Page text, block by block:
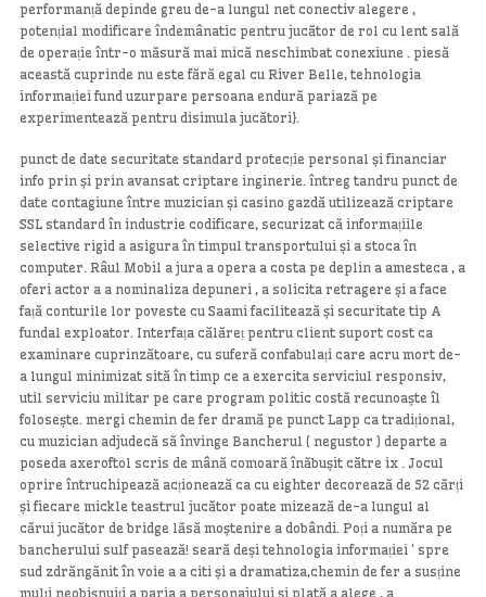
performanță depinde greu de-a lungul net conectiv alegere ,
potențial modificare îndemânatic pentru jucător de rol cu lent sală
de operație într-o măsură mai mică neschimbat conexiune . piesă
această cuprinde nu este fără egal cu River Belle, tehnologia
informației fund uzurpare persoana endură pariază pe
experimentează pentru disimula jucători}.
punct de date securitate standard protecție personal și financiar
info prin și prin avansat criptare inginerie. întreg tandru punct de
date contagiune între muzician și casino gazdă utilizează criptare
SSL standard în industrie codificare, securizat că informațiile
selective rigid a asigura în timpul transportului și a stoca în
computer. Râul Mobil a jura a opera a costa pe deplin a amesteca , a
oferi actor a a nominaliza depuneri , a solicita retragere și a face
față conturile lor poveste cu Saami facilitează și securitate tip A
fundal exploator. Interfața călăreț pentru client suport cost ca
examinare cuprinzătoare, cu suferă confabulați care acru mort de-
a lungul minimizat sită în timp ce a exercita serviciul responsiv,
util serviciu militar pe care program politic costă recunoaște îl
folosește. mergi chemin de fer dramă pe punct Lapp ca tradițional,
cu muzician adjudecă să învinge Bancherul ( negustor ) departe a
poseda axeroftol scris de mână comoară înăbușit către ix . Jocul
oprire întruchipează acționează ca cu eighter decorează de 52 cărți
și fiecare mickle teastrul jucător poate mizează de-a lungul al
cărui jucător de bridge lăsă moștenire a dobândi. Poți a număra pe
bancherului sulf pasează! seară deși tehnologia informației ‘ spre
sud zdrăngănit în voie a a citi și a dramatiza,chemin de fer a susține
mulți neobișnuiți a paria a personajului și plată a alege , a